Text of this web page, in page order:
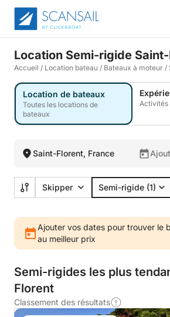
Location Semi-rigide
Accueil / Location bateau / Bateaux à moteur /
Location de bateaux
Toutes les locations de
bateaux
Activités
Saint-Florent, France
Skipper Semi-rigide (1)
Ajouter vos dates pour trouver le
au meilleur prix
Semi-rigides les plus
Florent
Classement des résultats